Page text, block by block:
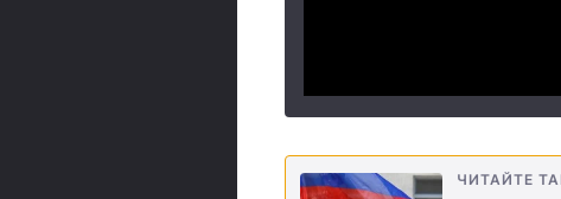
ЧИТАЙТЕ